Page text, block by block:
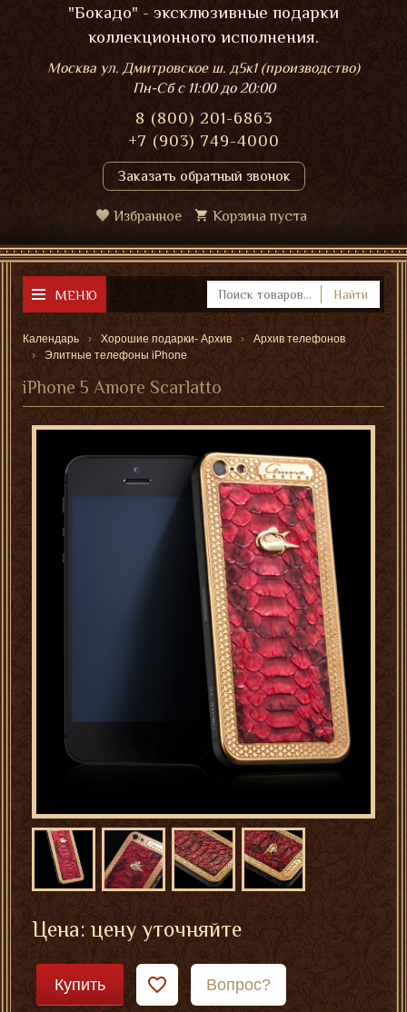
"Бокадо" - эксклюзивные подарки
коллекционного исполнения.
Москва ул. Дмитровское ш. д5к1 (производство)
Пн-Сбс 11:00 до 20:00
8 (800) 201-6863
+7 (903) 749-4000
Заказать обратный звонок
Избранное Корзина пуста
МЕНЮ Найти
Календарь Хорошие подарки- Архив
Архив телефонов
Элитные телефоны iPhone
iPhone 5 Amore Scarlatto
Цена: цену уточняйте
Купить Вопрос?